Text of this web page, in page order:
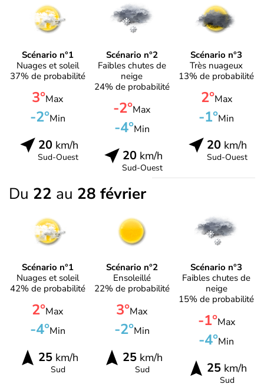
Scénario n°1
Nuages et soleil
37% de probabilité
3°Max
-2°Min
20km/h
Sud-Ouest
Scénario n°2
Faibles chutes de
neige
24% de probabilité
-2°Max
-4°Min
20km/h
Sud-Ouest
Scénario n°3
Très nuageux
13% de probabilité
2°Max
-1°Min
20 km/h
Sud-Ouest
Du 22 au 28 février
Scénario n°1
Nuages et soleil
42% de probabilité
2°Max
-4°Min
25km/h
Sud
Scénario n°2
Ensoleillé
22% de probabilité
3°Max
-2°Min
25km/h
Sud
Scénario n°3
Faibles chutes de
neige
15% de probabilité
-1°Max
-4°Min
25 km/h
Sud